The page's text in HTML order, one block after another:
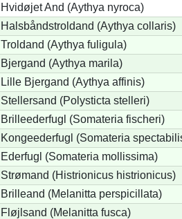
Hvidøjet And (Aythya nyroca)
Halsbåndstroldand (Aythya collaris)
Troldand (Aythya fuligula)
Bjergand (Aythya marila)
Lille Bjergand (Aythya affinis)
Stellersand (Polysticta stelleri)
Brilleederfugl (Somateria fischeri)
Kongeederfugl (Somateria
Ederfugl (Somateria mollissima)
Strømand (Histrionicus histrionicus)
Brilleand (Melanitta perspicillata)
Fløjlsand (Melanitta fusca)